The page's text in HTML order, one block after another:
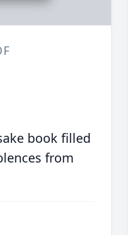
book filled
from